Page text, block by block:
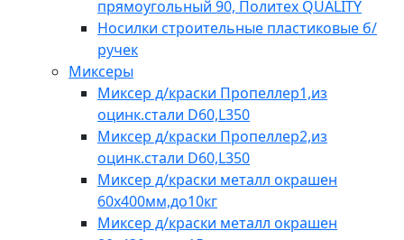
прямоугольный 90, Политех QUALITY
Носилки строительные пластиковые б/
ручек
Миксеры
Миксер д/краски Пропеллер1,из
оцинк.стали D60,L350
Миксер д/краски Пропеллер2,из
оцинк.стали D60,L350
Миксер д/краски металл окрашен
60х400мм,до10кг
Миксер д/краски металл окрашен